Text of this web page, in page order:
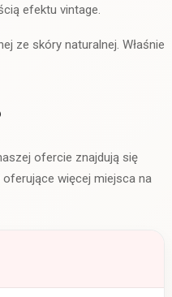
efektu vintage.
ze skóry naturalnej. Właśnie
ofercie znajdują się
więcej miejsca na